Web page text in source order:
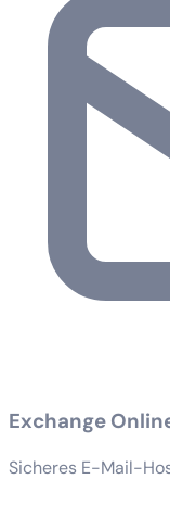
Exchange
Sicheres E-Mail-